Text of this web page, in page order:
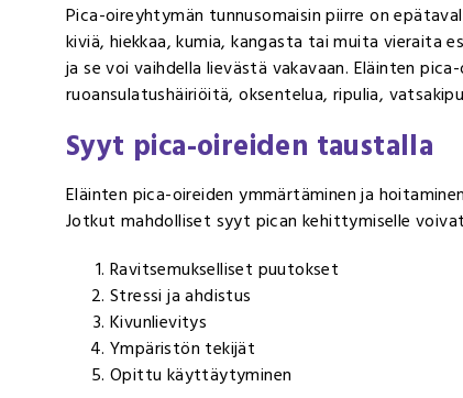
Pica-oireyhtymän tunnusomaisin piirre on
kiviä, hiekkaa, kumia, kangasta tai muita vieraita
ja se voi vaihdella lievästä vakavaan. Eläinten
ruoansulatushäiriöitä, oksentelua, ripulia,
Syyt pica-oireiden taustalla
Eläinten pica-oireiden ymmärtäminen ja
Jotkut mahdolliset syyt pican kehittymiselle
Ravitsemukselliset puutokset
Stressi ja ahdistus
Kivunlievitys
Ympäristön tekijät
Opittu käyttäytyminen